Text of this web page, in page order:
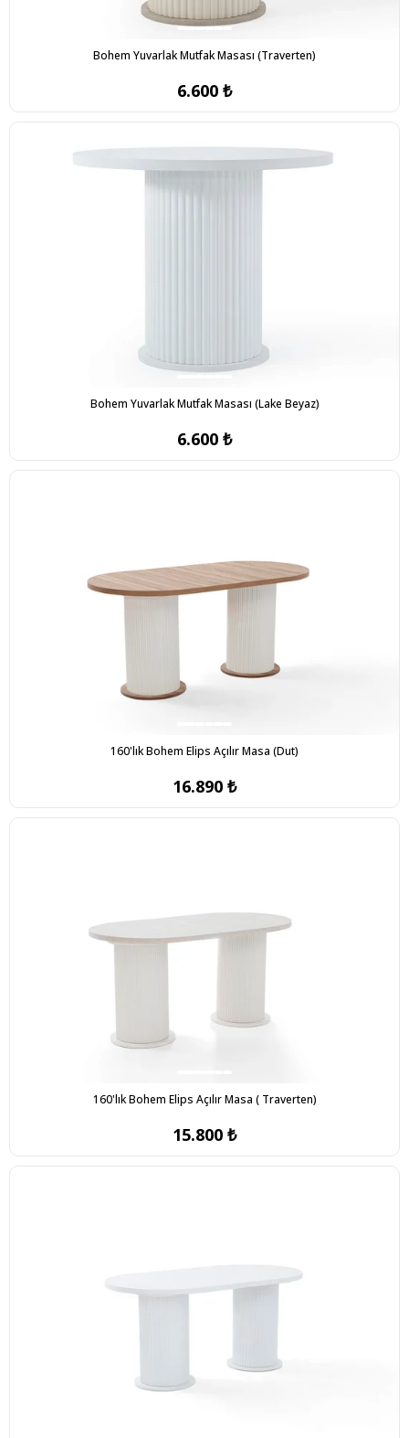
Bohem Yuvarlak Mutfak Masası (Traverten)
6.600 ₺
Bohem Yuvarlak Mutfak Masası (Lake Beyaz)
6.600 ₺
160'lık Bohem Elips Açılır Masa (Dut)
16.890 ₺
160'lık Bohem Elips Açılır Masa ( Traverten)
15.800 ₺